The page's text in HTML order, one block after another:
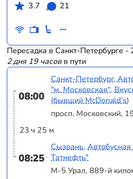
3.7
21
Пересадка в Санкт-Петербурге -
2 дня 19 часовв пути
08:00
23 ч 25 м
08:25
Санкт-Петербург,
"м. Московская",
(бывший McDonald’s)
просп. Московский,
Сызрань,
Татнефть"
М-5 Урал, 889-й